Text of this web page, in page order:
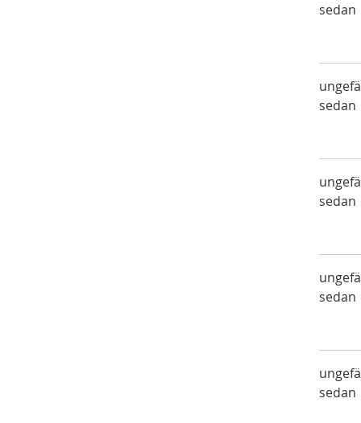
sedan
sedan
sedan
sedan
sedan